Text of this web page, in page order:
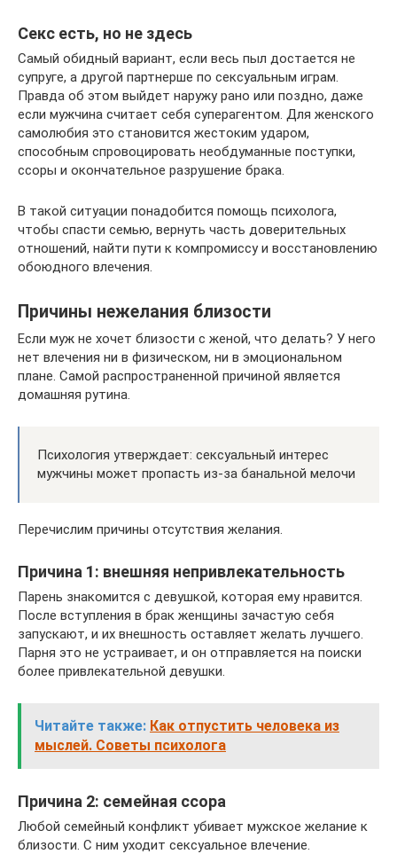
Секс есть, но не здесь
Самый обидный вариант, если весь пыл достается не
супруге, а другой партнерше по сексуальным играм.
Правда об этом выйдет наружу рано или поздно, даже
если мужчина считает себя суперагентом. Для женского
самолюбия это становится жестоким ударом,
способным спровоцировать необдуманные поступки,
ссоры и окончательное разрушение брака.
В такой ситуации понадобится помощь психолога,
чтобы спасти семью, вернуть часть доверительных
отношений, найти пути к компромиссу и восстановлению
обоюдного влечения.
Причины нежелания близости
Если муж не хочет близости с женой, что делать? У него
нет влечения ни в физическом, ни в эмоциональном
плане. Самой распространенной причиной является
домашняя рутина.
Психология утверждает: сексуальный интерес
мужчины может пропасть из-за банальной мелочи
Перечислим причины отсутствия желания.
Причина 1: внешняя непривлекательность
Парень знакомится с девушкой, которая ему нравится.
После вступления в брак женщины зачастую себя
запускают, и их внешность оставляет желать лучшего.
Парня это не устраивает, и он отправляется на поиски
более привлекательной девушки.
Читайте также: Как отпустить человека из
мыслей. Советы психолога
Причина 2: семейная ссора
Любой семейный конфликт убивает мужское желание к
близости. С ним уходит сексуальное влечение.